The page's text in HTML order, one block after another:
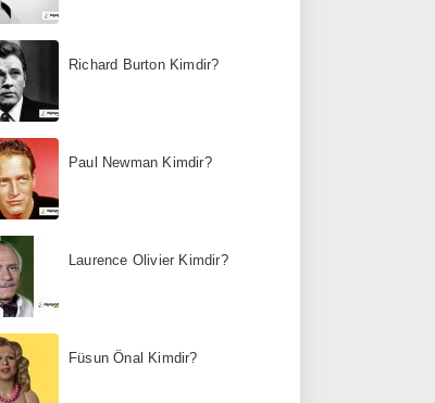
Richard Burton Kimdir?
Paul Newman Kimdir?
Laurence Olivier Kimdir?
Füsun Önal Kimdir?